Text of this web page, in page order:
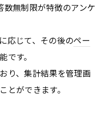
無制限が特徴のアンケ
応じて、その後のペー
です。
り、集計結果を管理画
とができます。